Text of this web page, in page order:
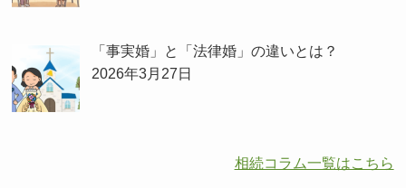
「事実婚」と「法律婚」の違いとは？
2026年3月27日
相続コラム一覧はこちら